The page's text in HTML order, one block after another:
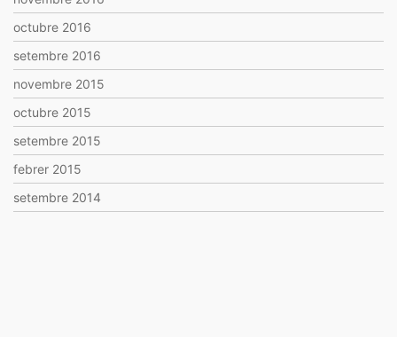
octubre 2016
setembre 2016
novembre 2015
octubre 2015
setembre 2015
febrer 2015
setembre 2014